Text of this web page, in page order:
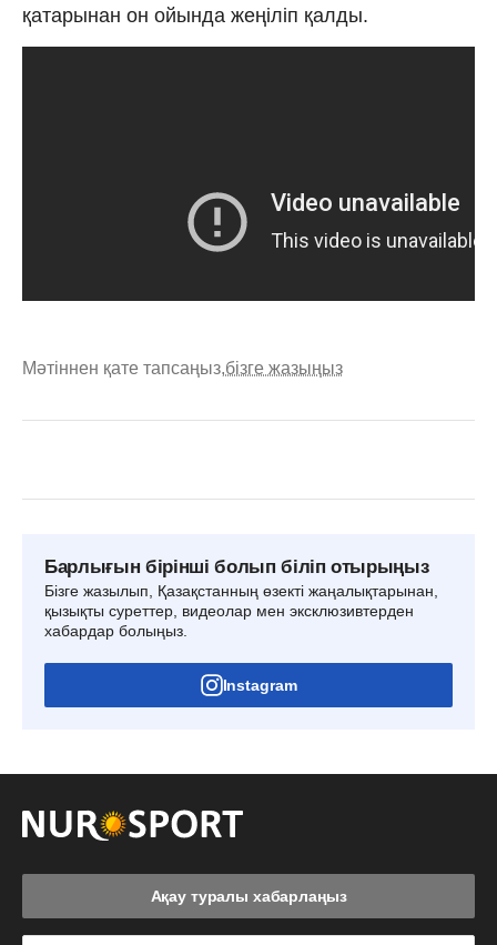
қатарынан он ойында жеңіліп қалды.
Мәтіннен қате тапсаңыз,бізге жазыңыз
Барлығын бірінші болып біліп отырыңыз
Бізге жазылып, Қазақстанның өзекті жаңалықтарынан,
қызықты суреттер, видеолар мен эксклюзивтерден
хабардар болыңыз.
Instagram
Ақау туралы хабарлаңыз